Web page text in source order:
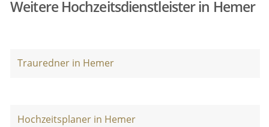
Weitere Hochzeitsdienstleister in Hemer
Trauredner in Hemer
Hochzeitsplaner in Hemer